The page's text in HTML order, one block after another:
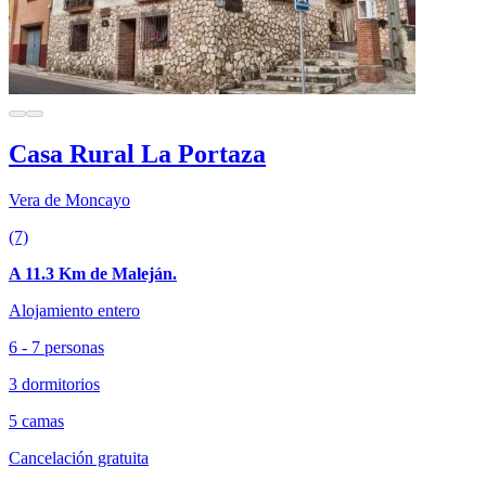
Casa Rural La Portaza
Vera de Moncayo
(7)
A 11.3 Km de Maleján.
Alojamiento entero
6 - 7 personas
3 dormitorios
5 camas
Cancelación gratuita